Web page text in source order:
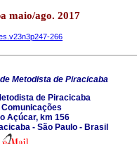
maio/ago. 2017
266
Metodista de Piracicaba
de Piracicaba
Açúcar, km 156
- São Paulo - Brasil